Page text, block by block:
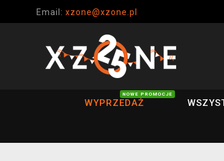
Email: xzone@xzone.pl
WYPRZEDAŻ
NOWE PROMOCJE